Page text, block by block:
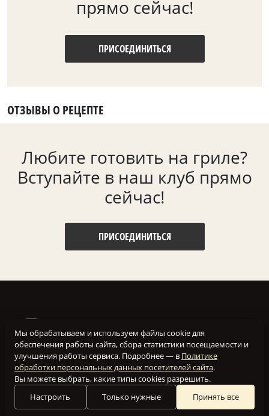
прямо сейчас!
ПРИСОЕДИНИТЬСЯ
ОТЗЫВЫ О РЕЦЕПТЕ
Любите готовить на гриле?
Вступайте в наш клуб прямо
сейчас!
ПРИСОЕДИНИТЬСЯ
Наш клуб создан для того, чтобы объединить вместе
Мы обрабатываем и используем файлы cookie для
обеспечения работы сайта, сбора статистики посещаемости и
улучшения работы сервиса. Подробнее — в Политике
обработки персональных данных посетителей сайта.
Вы можете выбрать, какие типы cookies разрешить.
Настроить
Только нужные Принять все